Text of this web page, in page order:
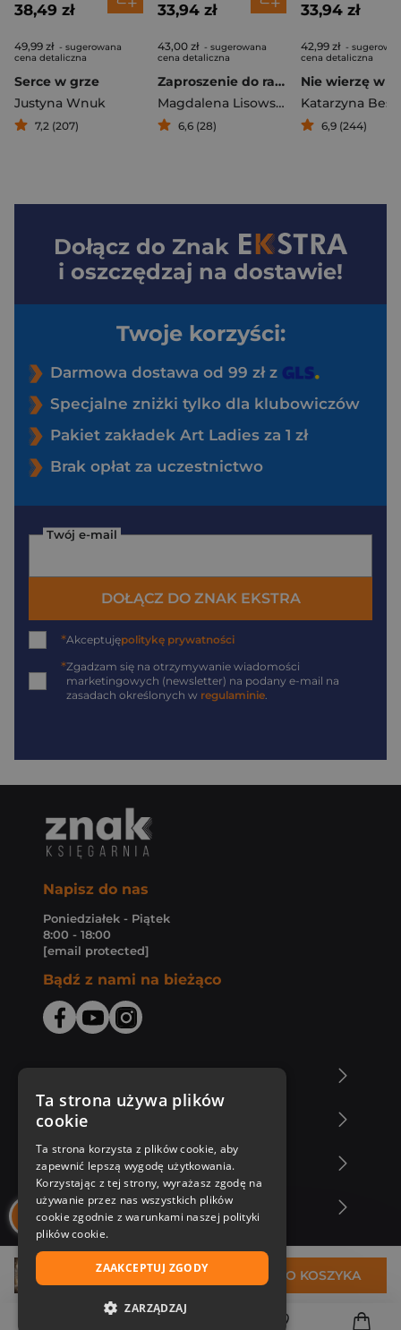
33,51 zł DO KOSZYKA
38,49 zł
49,99 zł - sugerowana
cena detaliczna
Serce w grze
Justyna Wnuk
7,2 (207)
33,94 zł
43,00 zł - sugerowana
cena detaliczna
Zaproszenie do raju
Magdalena Lisowska
6,6 (28)
33,94 zł
42,99 zł -
cena detaliczna
Katarzyna
6,9 (244)
Dołącz do Znak
i oszczędzaj na dostawie!
Twoje korzyści:
Darmowa dostawa od 99 zł z
Specjalne zniżki tylko dla klubowiczów
Pakiet zakładek Art Ladies za 1 zł
Brak opłat za uczestnictwo
Twój e-mail
DOŁĄCZ DO ZNAK EKSTRA
*Akceptujępolitykę prywatności
*Zgadzam się na otrzymywanie wiadomości
marketingowych (newsletter) na podany e-mail na
zasadach określonych w regulaminie.
Napisz do nas
Poniedziałek - Piątek
8:00 - 18:00
[email protected]
Bądź z nami na bieżąco
Zakupy u nas
Nasza oferta
Nasi autorzy
Ta strona używa plików
cookie
Ta strona korzysta z plików cookie, aby
zapewnić lepszą wygodę użytkowania.
Korzystając z tej strony, wyrażasz zgodę na
używanie przez nas wszystkich plików
cookie zgodnie z warunkami naszej polityki
plików cookie.
ZAAKCEPTUJ ZGODY
ZARZĄDZAJ